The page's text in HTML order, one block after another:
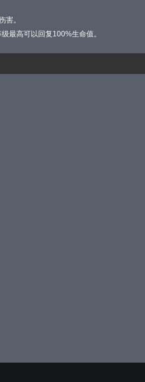
害。
最高可以回复100%生命值。